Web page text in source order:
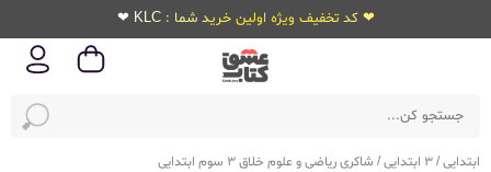
❤ کد تخفیف ویژه اولین خرید شما : KLC ❤
ابتدایی/3 ابتدایی / شاکری ریاضی و علوم خلاق 3 سوم ابتدایی